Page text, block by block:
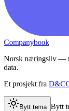
Companybook
Norsk næringsliv —
data.
Et prosjekt fra
Bytt tema Bytt